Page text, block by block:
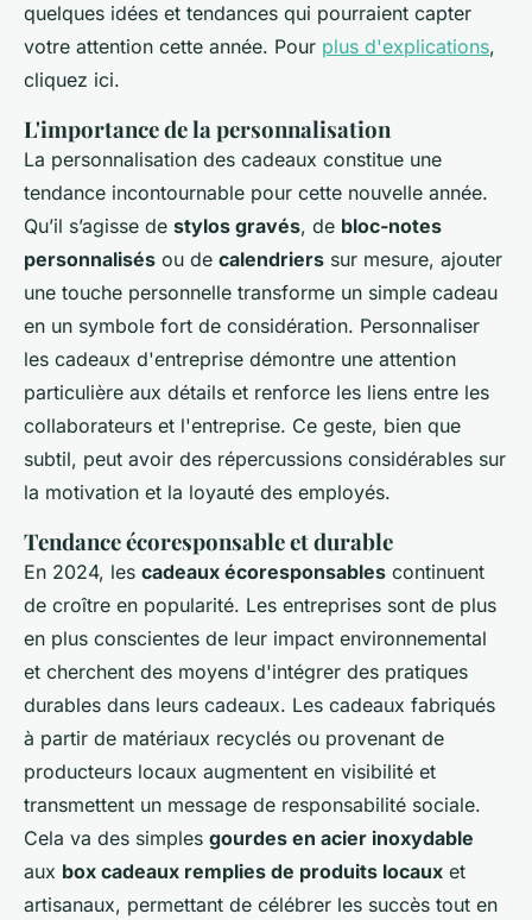
quelques idées et tendances qui pourraient capter
votre attention cette année. Pour plus d'explications,
cliquez ici.
L'importance de la personnalisation
La personnalisation des cadeaux constitue une
tendance incontournable pour cette nouvelle année.
Qu’il s’agisse de stylos gravés, de bloc-notes
personnalisés ou de calendriers sur mesure, ajouter
une touche personnelle transforme un simple cadeau
en un symbole fort de considération. Personnaliser
les cadeaux d'entreprise démontre une attention
particulière aux détails et renforce les liens entre les
collaborateurs et l'entreprise. Ce geste, bien que
subtil, peut avoir des répercussions considérables sur
la motivation et la loyauté des employés.
Tendance écoresponsable et durable
En 2024, les cadeaux écoresponsables continuent
de croître en popularité. Les entreprises sont de plus
en plus conscientes de leur impact environnemental
et cherchent des moyens d'intégrer des pratiques
durables dans leurs cadeaux. Les cadeaux fabriqués
à partir de matériaux recyclés ou provenant de
producteurs locaux augmentent en visibilité et
transmettent un message de responsabilité sociale.
Cela va des simples gourdes en acier inoxydable
aux box cadeaux remplies de produits locaux et
artisanaux, permettant de célébrer les succès tout en